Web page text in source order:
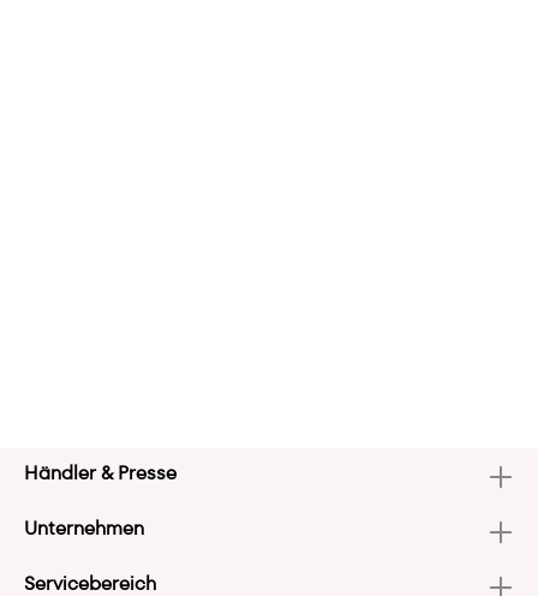
Händler & Presse
Unternehmen
Servicebereich